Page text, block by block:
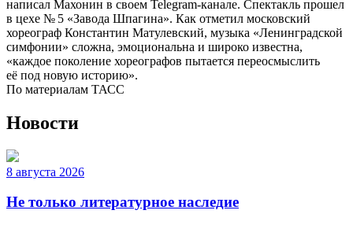
написал Махонин в своем Telegram-канале. Спектакль прошел
в цехе № 5 «Завода Шпагина». Как отметил московский
хореограф Константин Матулевский, музыка «Ленинградской
симфонии» сложна, эмоциональна и широко известна,
«каждое поколение хореографов пытается переосмыслить
её под новую историю».
По материалам ТАСС
Новости
8 августа 2026
Не только литературное наследие